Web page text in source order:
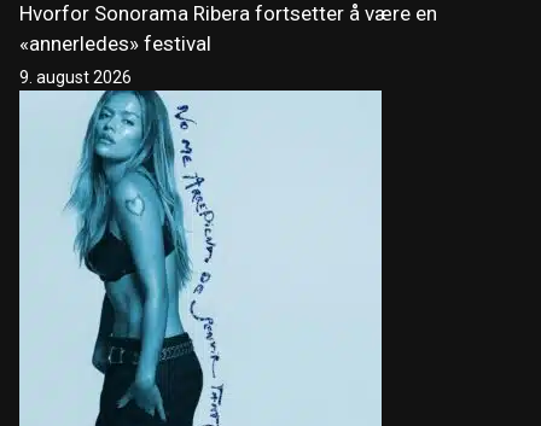
Hvorfor Sonorama Ribera fortsetter å være en
«annerledes» festival
9. august 2026